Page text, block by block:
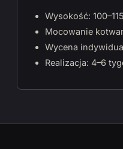
Wysokość:
Mocowanie
Wycena
Realizacja: 4–6